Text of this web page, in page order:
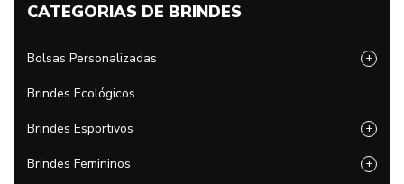
CATEGORIAS DE BRINDES
Bolsas Personalizadas +
Brindes Ecológicos
Brindes Esportivos +
Brindes Femininos +